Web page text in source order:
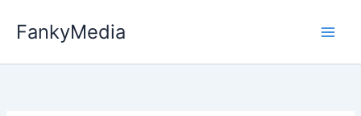
FankyMedia